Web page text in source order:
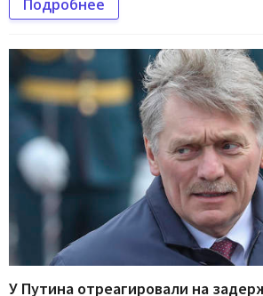
Подробнее
У Путина отреагировали на